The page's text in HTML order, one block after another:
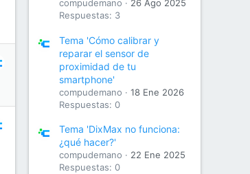
compudemano
26 Ago 2025
Respuestas: 3
Tema 'Cómo calibrar y
reparar el sensor de
proximidad de tu
smartphone'
compudemano
18 Ene 2026
Respuestas: 0
Tema 'DixMax no funciona:
¿qué hacer?'
compudemano
22 Ene 2025
Respuestas: 0